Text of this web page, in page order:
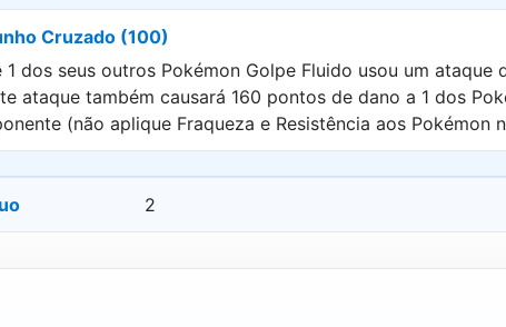
Cruzado (100)
1 dos seus outros Pokémon Golpe Fluido usou um ataque
ataque também causará 160 pontos de dano a 1 dos
(não aplique Fraqueza e Resistência aos Pokémon
2